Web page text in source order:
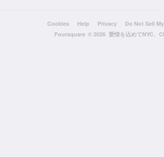
Cookies Help Privacy Do Not Sell
Foursquare © 2026 愛情を込めてNYC、